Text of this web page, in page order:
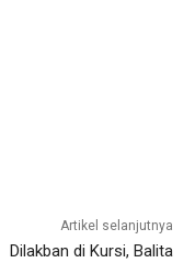
Artikel selanjutnya
Dilakban di Kursi, Balita